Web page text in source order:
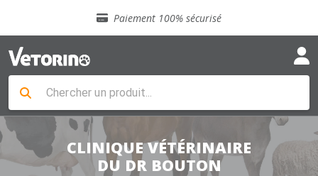
Paiement 100% sécurisé
Livraison gratuite en clinique vétérinaire
Sélection de croquettes vétérinaire
Livraison gratuite en clinique vétérinaire
Retour gratuit en clinique
Sélection de croquettes vétérinaire
CLINIQUE VÉTÉRINAIRE
DU DR BOUTON